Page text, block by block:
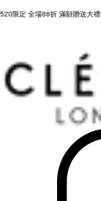
520限定 全場88折 滿額贈送大禮